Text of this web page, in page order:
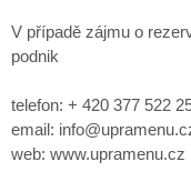
V případě zájmu o
podnik
telefon: + 420 377 522
email:
web: www.upramenu.cz